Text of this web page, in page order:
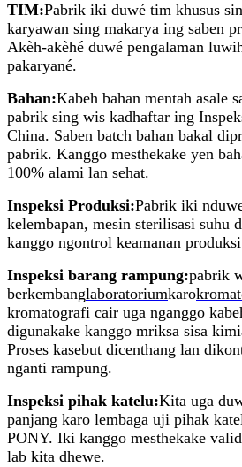
TIM:Pabrik iki duwé tim khusus
karyawan sing makarya ing saben
Akèh-akèhé duwé pengalaman
pakaryané.
Bahan:Kabeh bahan mentah asale
pabrik sing wis kadhaftar ing
China. Saben batch bahan bakal
pabrik. Kanggo mesthekake yen
100% alami lan sehat.
Inspeksi Produksi:Pabrik iki
kelembapan, mesin sterilisasi suhu
kanggo ngontrol keamanan
Inspeksi barang rampung:pabrik
berkembanglaboratoriumkaro
kromatografi cair uga nganggo
digunakake kanggo mriksa sisa
Proses kasebut dicenthang lan
nganti rampung.
Inspeksi pihak katelu:Kita uga
panjang karo lembaga uji pihak
PONY. Iki kanggo mesthekake
lab kita dhewe.